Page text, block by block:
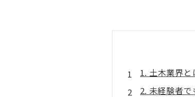
1. 土木業界と
2. 未経験者